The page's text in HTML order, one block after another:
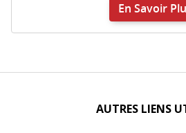
En Savoir
AUTRES LIENS